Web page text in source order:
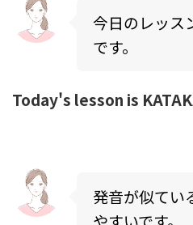
今日のレッス
です。
Today's lesson is
発音が似てい
やすいです。